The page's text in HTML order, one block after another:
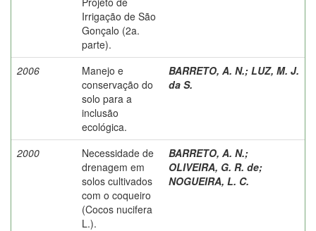
Irrigação de São
Gonçalo (2a.
parte).
2006
Manejo e
conservação do
solo para a
inclusão
ecológica.
BARRETO, A. N.; LUZ, M. J.
da S.
2000
Necessidade de
drenagem em
solos cultivados
com o coqueiro
(Cocos nucifera
L.).
BARRETO, A. N.;
OLIVEIRA, G. R. de;
NOGUEIRA, L. C.